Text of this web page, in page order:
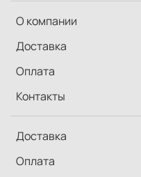
О компании
Доставка
Оплата
Контакты
Доставка
Оплата